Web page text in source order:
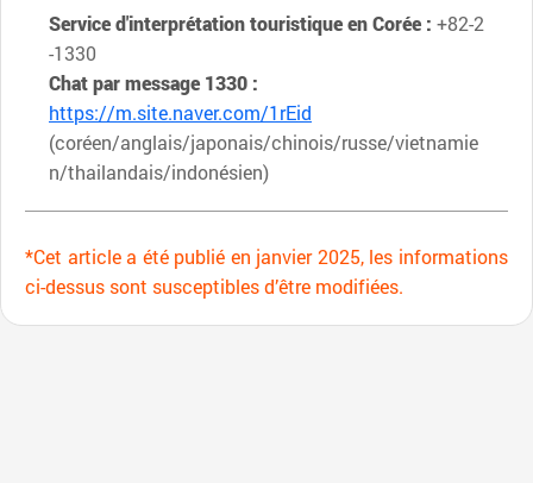
Service d'interprétation touristique en Corée : +82-2
-1330
Chat par message 1330 :
https://m.site.naver.com/1rEid
(coréen/anglais/japonais/chinois/russe/vietnamie
n/thailandais/indonésien)
*Cet article a été publié en janvier 2025, les informations
ci-dessus sont susceptibles d’être modifiées.